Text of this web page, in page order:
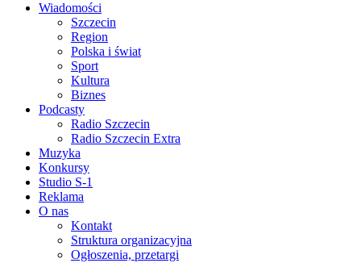
Wiadomości
Szczecin
Region
Polska i świat
Sport
Kultura
Biznes
Podcasty
Radio Szczecin
Radio Szczecin Extra
Muzyka
Konkursy
Studio S-1
Reklama
O nas
Kontakt
Struktura organizacyjna
Ogłoszenia, przetargi